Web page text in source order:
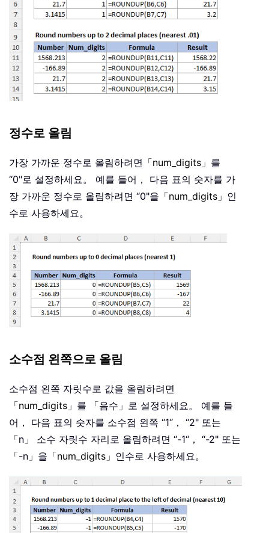
정수로 올림
가장 가까운 정수로 올림하려면 「num_digits」 를
“0"로 설정하세요。 예를 들어， 다음 표의 숫자를 가
장 가까운 정수로 올림하려면 “0"을 「num_digits」 인
수로 사용하세요。
소수점 왼쪽으로 올림
소수점 왼쪽 자릿수로 값을 올림하려면
「num_digits」 를 「음수」로 설정하세요。 예를 들
어， 다음 표의 숫자를 소수점 왼쪽 “1“， “2" 또는
「n」 소수 자릿수 자리로 올림하려면 “-1“， “-2" 또는
「-n」을 「num_digits」 인수로 사용하세요。